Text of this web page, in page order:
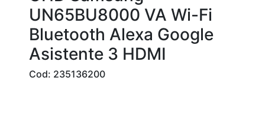
UN65BU8000 VA Wi-Fi
Bluetooth Alexa Google
Asistente 3 HDMI
Cod: 235136200